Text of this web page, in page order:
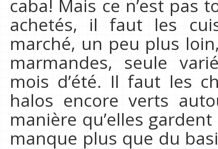
caba! Mais ce n’est pas
achetés, il faut les
marché, un peu plus
marmandes, seule
mois d’été. Il faut les
halos encore verts
manière qu’elles
manque plus que du